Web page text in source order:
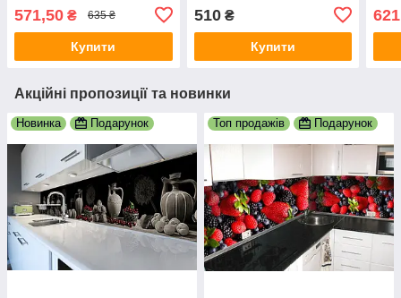
600х2500 мм
571,50 ₴ 635 ₴
Купити
стінову панель кухні
600х2000 мм
510₴
Купити
621
Акційні пропозиції та новинки
Новинка Подарунок Топ продажів Подарунок